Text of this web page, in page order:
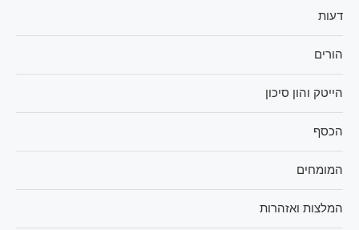
דעות
הורים
הייטק והון סיכון
הכסף
המומחים
המלצות ואזהרות